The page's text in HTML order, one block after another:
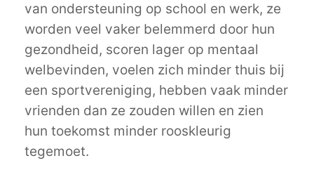
van ondersteuning op school en werk, ze
worden veel vaker belemmerd door hun
gezondheid, scoren lager op mentaal
welbevinden, voelen zich minder thuis bij
een sportvereniging, hebben vaak minder
vrienden dan ze zouden willen en zien
hun toekomst minder rooskleurig
tegemoet.